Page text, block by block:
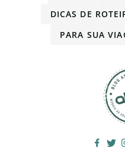
DICAS DE
PARA SUA